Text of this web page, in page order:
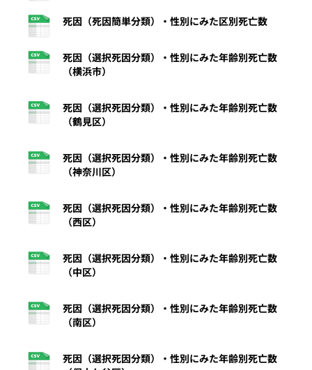
死因（死因簡単分類）・性別にみた区別死亡数
死因（選択死因分類）・性別にみた年齢別死亡数
（横浜市）
死因（選択死因分類）・性別にみた年齢別死亡数
（鶴見区）
死因（選択死因分類）・性別にみた年齢別死亡数
（神奈川区）
死因（選択死因分類）・性別にみた年齢別死亡数
（西区）
死因（選択死因分類）・性別にみた年齢別死亡数
（中区）
死因（選択死因分類）・性別にみた年齢別死亡数
（南区）
死因（選択死因分類）・性別にみた年齢別死亡数